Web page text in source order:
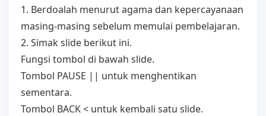
1. Berdoalah menurut agama dan kepercayanaan
masing-masing sebelum memulai pembelajaran.
2. Simak slide berikut ini.
Fungsi tombol di bawah slide.
Tombol PAUSE || untuk menghentikan
sementara.
Tombol BACK < untuk kembali satu slide.